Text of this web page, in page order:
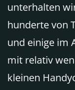
unterhalten
hunderte von
und einige im
mit relativ
kleinen